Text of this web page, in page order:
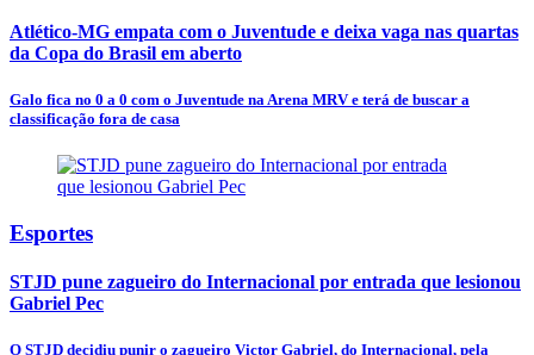
Atlético-MG empata com o Juventude e deixa vaga nas quartas
da Copa do Brasil em aberto
Galo fica no 0 a 0 com o Juventude na Arena MRV e terá de buscar a
classificação fora de casa
Esportes
STJD pune zagueiro do Internacional por entrada que lesionou
Gabriel Pec
O STJD decidiu punir o zagueiro Victor Gabriel, do Internacional, pela